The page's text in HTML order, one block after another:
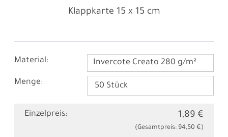
Klappkarte 15 x 15 cm
Material: Invercote Creato 280 g/m²
Menge:
Einzelpreis: 1,89 €
(Gesamtpreis: 94,50 €)